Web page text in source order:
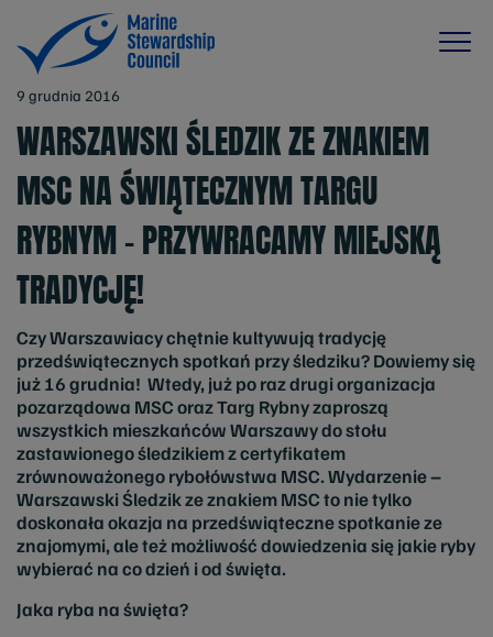
9 grudnia 2016
WARSZAWSKI ŚLEDZIK ZE ZNAKIEM
MSC NA ŚWIĄTECZNYM TARGU
RYBNYM – PRZYWRACAMY MIEJSKĄ
TRADYCJĘ!
Czy Warszawiacy chętnie kultywują tradycję
przedświątecznych spotkań przy śledziku? Dowiemy się
już 16 grudnia! Wtedy, już po raz drugi organizacja
pozarządowa MSC oraz Targ Rybny zaproszą
wszystkich mieszkańców Warszawy do stołu
zastawionego śledzikiem z certyfikatem
zrównoważonego rybołówstwa MSC. Wydarzenie –
Warszawski Śledzik ze znakiem MSC to nie tylko
doskonała okazja na przedświąteczne spotkanie ze
znajomymi, ale też możliwość dowiedzenia się jakie ryby
wybierać na co dzień i od święta.
Jaka ryba na święta?